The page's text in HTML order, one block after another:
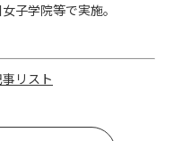
子学院等で実施。
リスト